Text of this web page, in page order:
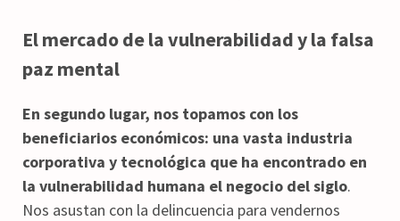
El mercado de la vulnerabilidad y la falsa
paz mental
En segundo lugar, nos topamos con los
beneficiarios económicos: una vasta industria
corporativa y tecnológica que ha encontrado en
la vulnerabilidad humana el negocio del siglo.
Nos asustan con la delincuencia para vendernos